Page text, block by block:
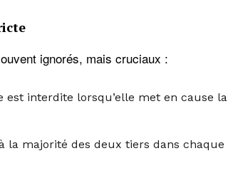
ignorés, mais cruciaux :
est interdite lorsqu’elle met en cause la
la majorité des deux tiers dans chaque